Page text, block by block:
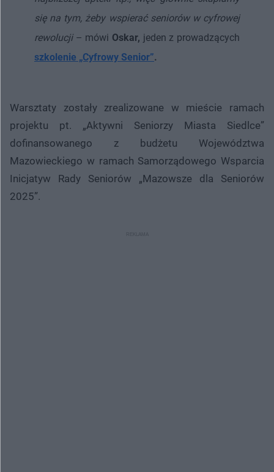
się na tym, żeby wspierać seniorów w cyfrowej
rewolucji– mówi Oskar, jeden z prowadzących
szkolenie „Cyfrowy Senior”.
Warsztaty zostały zrealizowane w mieście ramach
projektu pt. „Aktywni Seniorzy Miasta Siedlce”
dofinansowanego z budżetu Województwa
Mazowieckiego w ramach Samorządowego Wsparcia
Inicjatyw Rady Seniorów „Mazowsze dla Seniorów
2025”.